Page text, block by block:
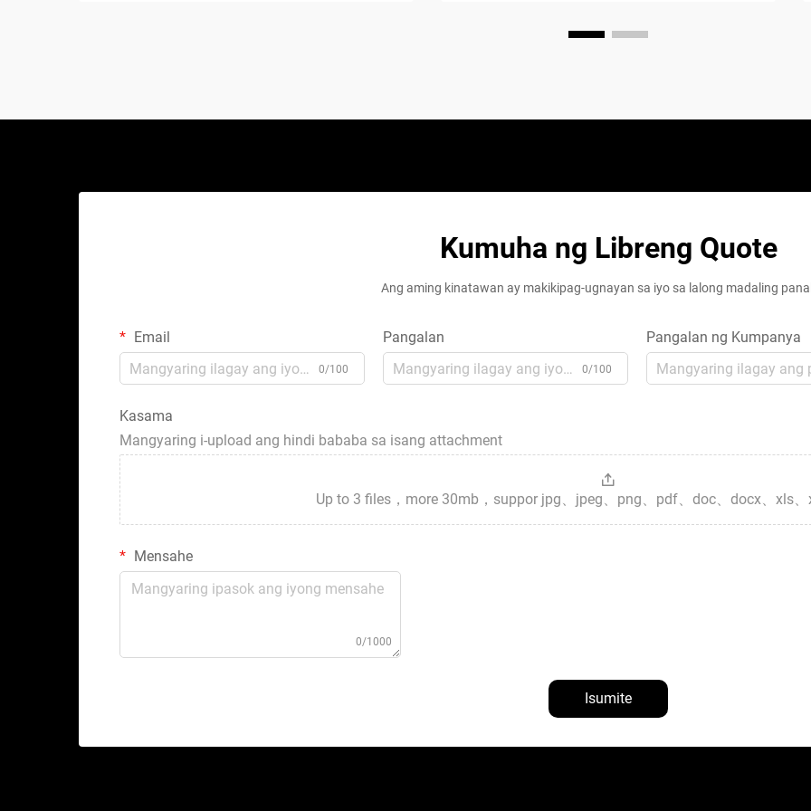
Kumuha ng Libreng Quote
Ang aming kinatawan ay makikipag-ugnayan sa iyo sa lalong madaling
Email
0/100
Pangalan
0/100
Pangalan ng Kumpanya
Kasama
Mangyaring i-upload ang hindi bababa sa isang attachment
Up to 3 files，more 30mb，suppor jpg、jpeg、png、pdf、doc、docx、xls
Mensahe
0/1000
Isumite